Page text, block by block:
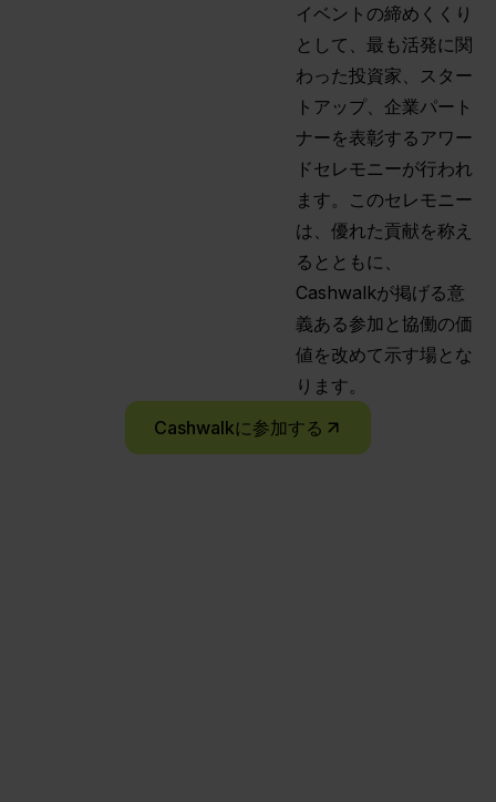
イベントの締めくくり
として、最も活発に関
わった投資家、スター
トアップ、企業パート
ナーを表彰するアワー
ドセレモニーが行われ
ます。このセレモニー
は、優れた貢献を称え
るとともに、
Cashwalkが掲げる意
義ある参加と協働の価
値を改めて示す場とな
ります。
Cashwalkに参加する